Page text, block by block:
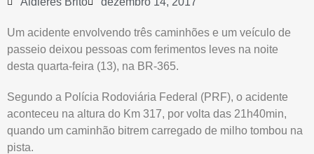
Um acidente envolvendo três caminhões e um veículo de
passeio deixou pessoas com ferimentos leves na noite
desta quarta-feira (13), na BR-365.
Segundo a Polícia Rodoviária Federal (PRF), o acidente
aconteceu na altura do Km 317, por volta das 21h40min,
quando um caminhão bitrem carregado de milho tombou na
pista.